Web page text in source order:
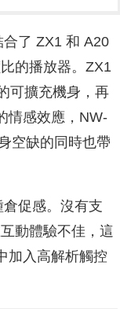
了 ZX1 和 A20
的播放器。ZX1
可擴充機身，再
情感效應，NW-
空缺的同時也帶
促感。沒有支
動體驗不佳，這
加入高解析觸控